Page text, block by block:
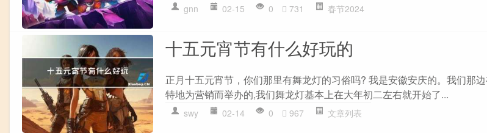
gnn 02-15 0 731 春节2024
十五元宵节有什么好玩的
正月十五元宵节，你们那里有舞龙灯的习俗吗? 我是安徽安庆的。我们那
特地为营销而举办的,我们舞龙灯基本上在大年初二左右就开始了...
swy 02-14 0 967 文章列表